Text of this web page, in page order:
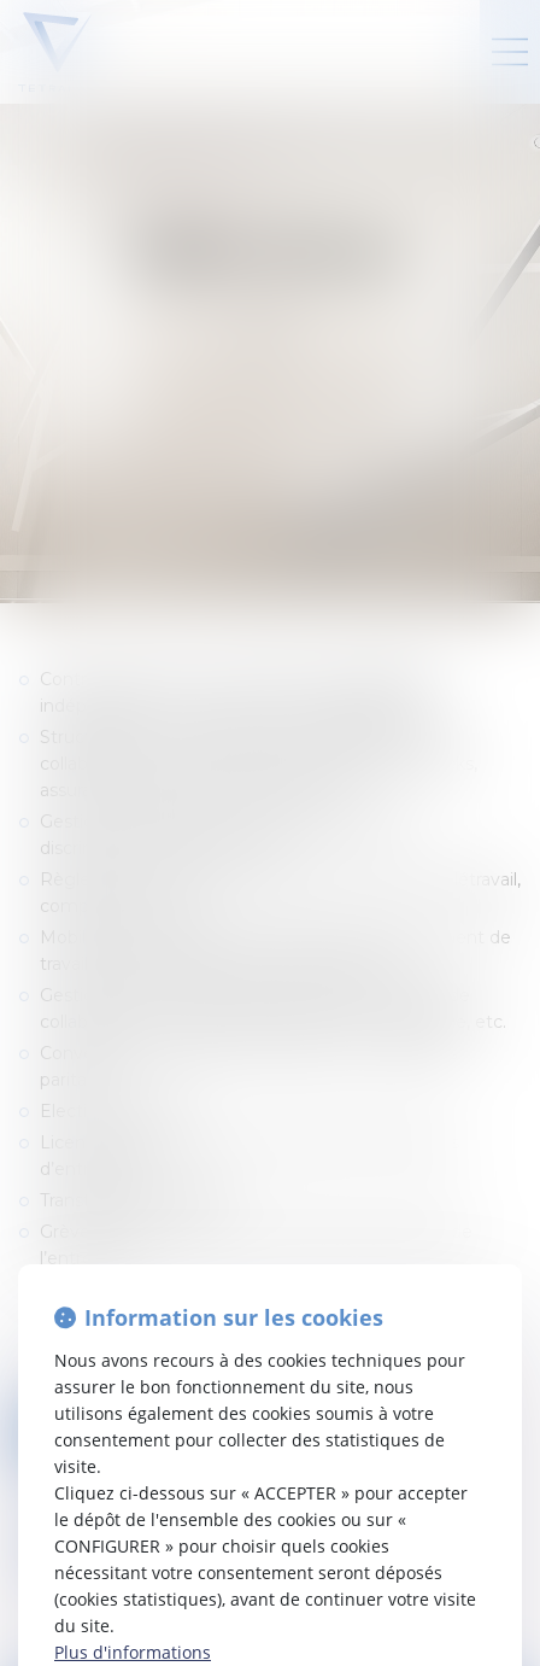
Contrats de travail / conventions de collaboration
indépendante / conventions de management
Structure de rémunération et intéressement des
collaborateurs (LTI’s, stock-options, phantom stocks,
assurances de groupe, ATN, EIP, etc.)
Gestion de la relation de travail (harcèlement,
discrimination, bien-être, etc.)
Règlements de travail, internal policies (RGPD, télétravail,
company cars, etc.)
Mobilité internationale (outsourcing et détachement de
travailleurs, salary split, statut d’impatrié, etc.)
Gestion de la fin de la relation de travail : rupture de
collaboration, licenciement, protection, motif grave, etc.
Conventions collectives de travail et commissions
paritaires
Elections sociales
Licenciements multiples / collectifs et fermetures
d’entreprises
Transferts d’entreprises
Grèves et maintien de la continuité des activités de
l’entreprise
Nous contacter
Dernières actualités
Information sur les cookies
Nous avons recours à des cookies techniques pour
assurer le bon fonctionnement du site, nous
utilisons également des cookies soumis à votre
consentement pour collecter des statistiques de
visite.
Cliquez ci-dessous sur « ACCEPTER » pour accepter
le dépôt de l'ensemble des cookies ou sur «
CONFIGURER » pour choisir quels cookies
nécessitant votre consentement seront déposés
(cookies statistiques), avant de continuer votre visite
du site.
Plus d'informations